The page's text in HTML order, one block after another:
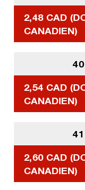
2,48 CAD
CANADIEN)
2,54 CAD
CANADIEN)
2,60 CAD
CANADIEN)